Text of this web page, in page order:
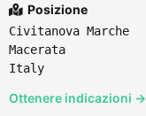
Posizione
Civitanova Marche
Macerata
Italy
Ottenere indicazioni →